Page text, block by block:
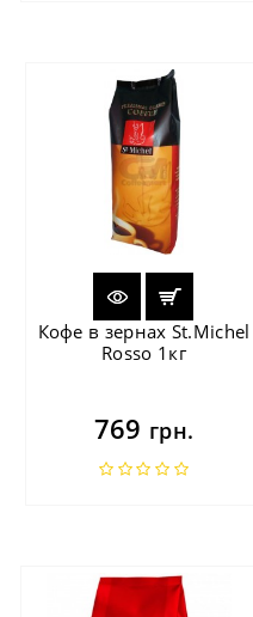
Кофе в зернах St.Michel
Rosso 1кг
769 грн.